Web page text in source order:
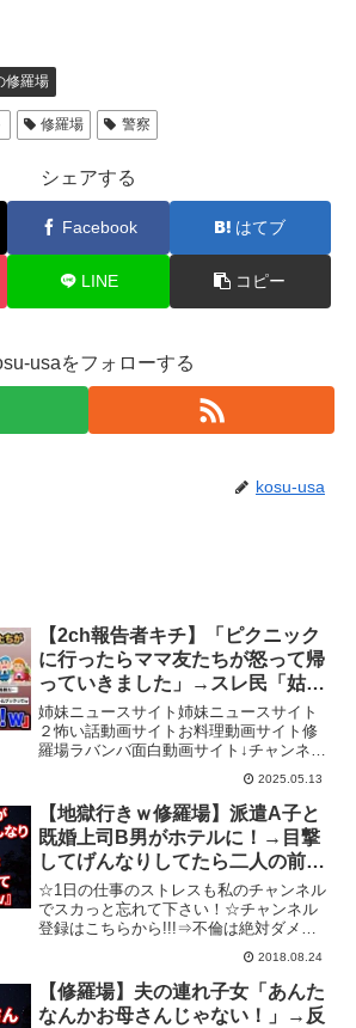
修羅場
修羅場 警察
シェアする
Facebook はてブ
LINE コピー
usaをフォローする
kosu-usa
【2ch報告者キチ】「ピクニック
に行ったらママ友たちが怒って帰
っていきました」→スレ民「姑息
な独裁者イッチ！ｗ」【ゆっくり
解説】
姉妹ニュースサイト姉妹ニュースサイト
２怖い話動画サイトお料理動画サイト修
羅場ラバンバ面白動画サイト↓チャンネル
登録よろしくお願いします↓URL：1話
目 0:00:002話目 0:18:52▼チャンネル
の動画における教育的価値と独自性この
チャ...
2025.05.13
【地獄行きｗ修羅場】派遣A子と
既婚上司B男がホテルに！→目撃
してげんなりしてたら二人の前
に…A子「違うの！」上司B男が
私にSOS！→恨みを込めてDQN
返し！結果『ざまあｗ』
☆1日の仕事のストレスも私のチャンネル
でスカっと忘れて下さい！☆チャンネル
登録はこちらから!!!⇒不倫は絶対ダメで
すよ～～！不倫やDQN行為、キチ行為な
どで悲劇の再発を防ぐためにも動画の評
価で拡散の協力お願い致します。またの
ご視聴お待ちして...
2018.08.24
【修羅場】夫の連れ子女「あんた
なんかお母さんじゃない！」→反